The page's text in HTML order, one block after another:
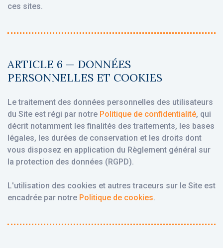
ces sites.
ARTICLE 6 — DONNÉES
PERSONNELLES ET COOKIES
Le traitement des données personnelles des utilisateurs
du Site est régi par notre Politique de confidentialité, qui
décrit notamment les finalités des traitements, les bases
légales, les durées de conservation et les droits dont
vous disposez en application du Règlement général sur
la protection des données (RGPD).
L'utilisation des cookies et autres traceurs sur le Site est
encadrée par notre Politique de cookies.